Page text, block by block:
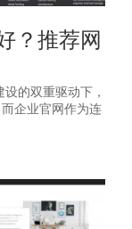
？推荐网
的双重驱动下，
而企业官网作为连